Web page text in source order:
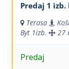
Predaj 1 izb.
Terasa
Byt 1izb. 27
Predaj